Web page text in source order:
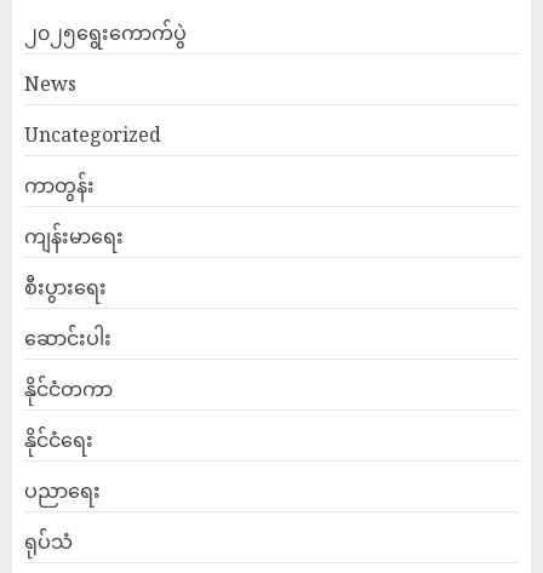
၂၀၂၅ရွေးကောက်ပွဲ
News
Uncategorized
ကာတွန်း
ကျန်းမာရေး
စီးပွားရေး
ဆောင်းပါး
နိုင်ငံတကာ
နိုင်ငံရေး
ပညာရေး
ရုပ်သံ